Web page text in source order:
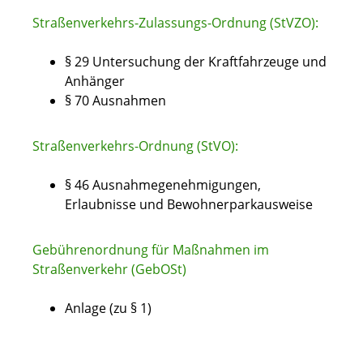
Straßenverkehrs-Zulassungs-Ordnung (StVZO):
§ 29 Untersuchung der Kraftfahrzeuge und
Anhänger
§ 70 Ausnahmen
Straßenverkehrs-Ordnung (StVO):
§ 46 Ausnahmegenehmigungen,
Erlaubnisse und Bewohnerparkausweise
Gebührenordnung für Maßnahmen im
Straßenverkehr (GebOSt)
Anlage (zu § 1)